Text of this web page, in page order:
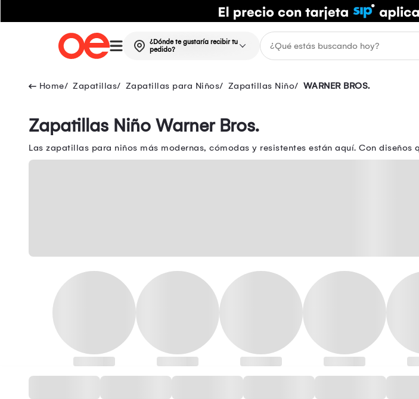
¿Dónde te gustaría recibir tu
pedido?
Zapatillas Zapatillas para Niños Zapatillas Niño WARNER BROS.
Zapatillas Niño Warner Bros.
Las zapatillas para niños más modernas, cómodas y resistentes están aquí. Con